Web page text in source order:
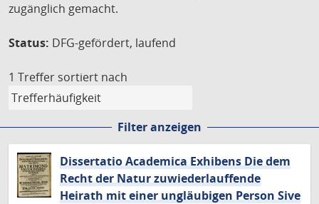
zugänglich gemacht.
Status: DFG-gefördert, laufend
1 Treffer sortiert nach
Filter anzeigen
Dissertatio Academica Exhibens Die dem
Recht der Natur zuwiederlauffende
Heirath mit einer ungläubigen Person Sive